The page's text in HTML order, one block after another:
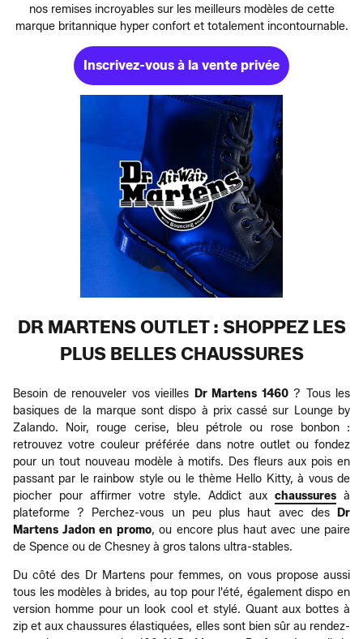
nos remises incroyables sur les meilleurs modèles de cette
marque britannique hyper confort et totalement incontournable.
Inscrivez-vous à la vente privée
DR MARTENS OUTLET : SHOPPEZ LES
PLUS BELLES CHAUSSURES
Besoin de renouveler vos vieilles Dr Martens 1460? Tous les
basiques de la marque sont dispo à prix cassé sur Lounge by
Zalando. Noir, rouge cerise, bleu pétrole ou rose bonbon :
retrouvez votre couleur préférée dans notre outlet ou fondez
pour un tout nouveau modèle à motifs. Des fleurs aux pois en
passant par le rainbow style ou le thème Hello Kitty, à vous de
piocher pour affirmer votre style. Addict aux chaussuresà
plateforme ? Perchez-vous un peu plus haut avec des
Dr
Martens Jadon en promo, ou encore plus haut avec une paire
de Spence ou de Chesney à gros talons ultra-stables.
Du côté des Dr Martens pour femmes, on vous propose aussi
tous les modèles à brides, au top pour l'été, également dispo en
version homme pour un look cool et stylé. Quant aux bottes à
zip et aux chaussures élastiquées, elles sont bien sûr au rendez-